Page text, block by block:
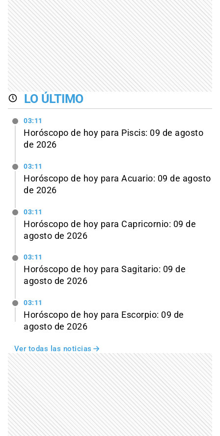
LO ÚLTIMO
03:11
Horóscopo de hoy para Piscis: 09 de agosto
de 2026
03:11
Horóscopo de hoy para Acuario: 09 de agosto
de 2026
03:11
Horóscopo de hoy para Capricornio: 09 de
agosto de 2026
03:11
Horóscopo de hoy para Sagitario: 09 de
agosto de 2026
03:11
Horóscopo de hoy para Escorpio: 09 de
agosto de 2026
Ver todas las noticias